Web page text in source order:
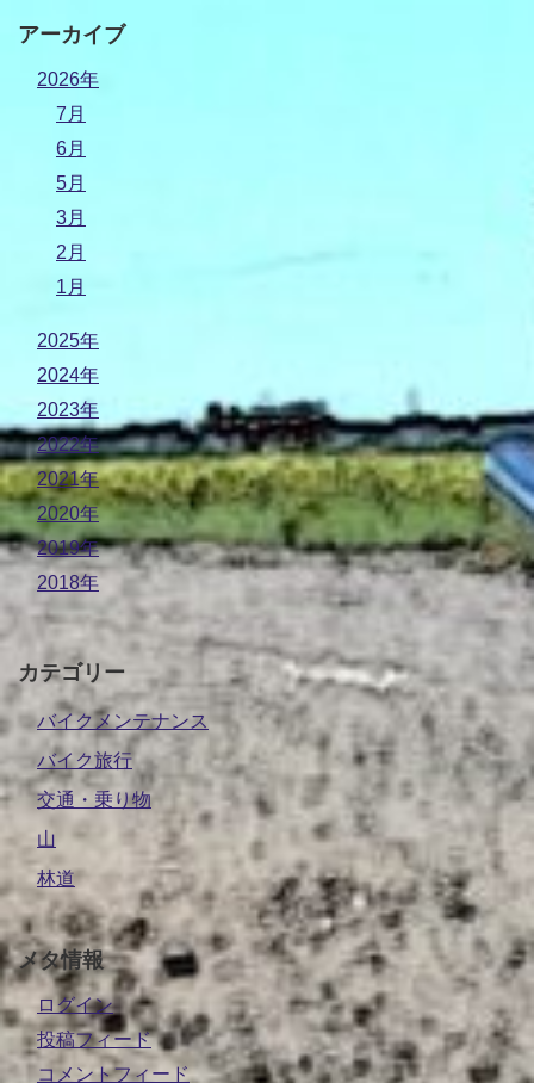
アーカイブ
2026年
7月
6月
5月
3月
2月
1月
2025年
2024年
2023年
2022年
2021年
2020年
2019年
2018年
カテゴリー
バイクメンテナンス
バイク旅行
交通・乗り物
山
林道
メタ情報
ログイン
投稿フィード
コメントフィード